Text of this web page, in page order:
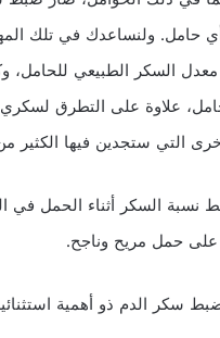
حامل. ولنساعدك في تلك
السكر الطبيعي للحامل،
علاوة على التطرق
التي ستجدين فيها الكثير
نسبة السكر أثناء الحمل في
حمل مريح وناجح.
سكر الدم ذو أهمية